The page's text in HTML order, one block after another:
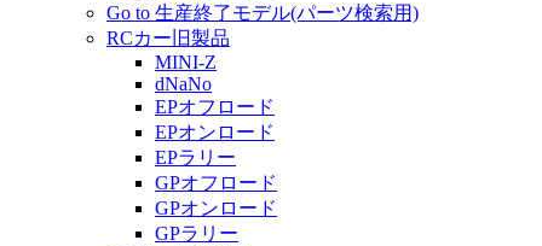
Go to 生産終了モデル(パーツ検索用)
RCカー旧製品
MINI-Z
dNaNo
EPオフロード
EPオンロード
EPラリー
GPオフロード
GPオンロード
GPラリー